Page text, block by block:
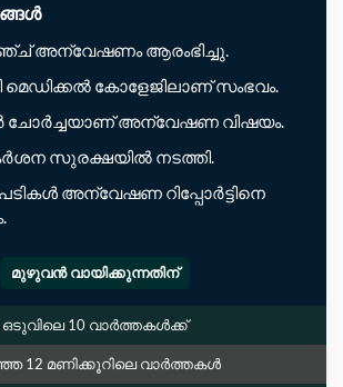
അന്വേഷണം ആരംഭിച്ചു.
മെഡിക്കൽ കോളേജിലാണ് സംഭവം.
ചോർച്ചയാണ് അന്വേഷണ വിഷയം.
സുരക്ഷയിൽ നടത്തി.
അന്വേഷണ റിപ്പോർട്ടിനെ
മുഴുവൻ വായിക്കുന്നതിന്
ഒടുവിലെ 10 വാർത്തകൾക്ക്
12 മണിക്കൂറിലെ വാർത്തകൾ